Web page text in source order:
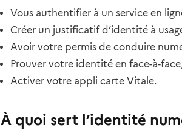
Vous authentifier à un service en
Créer un justificatif d’identité à
Avoir votre permis de conduire
Prouver votre identité en face-à-
Activer votre appli carte Vitale.
À quoi sert l’identité